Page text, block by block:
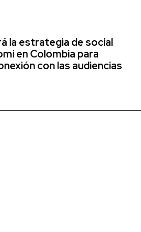
la estrategia de social
en Colombia para
con las audiencias